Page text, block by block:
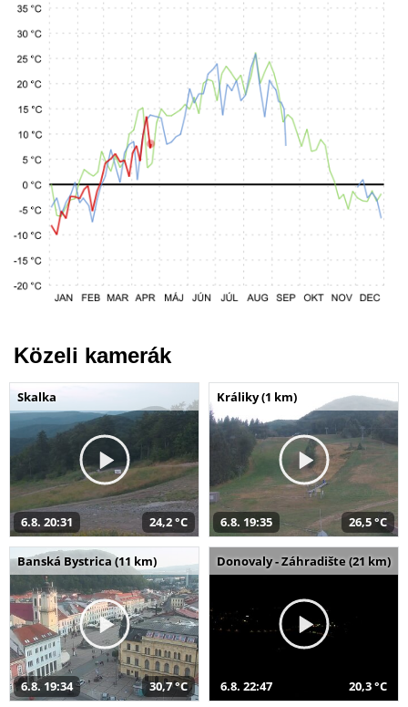
Közeli kamerák
Skalka
6.8. 20:31 24,2 °C
Králiky (1 km)
6.8. 19:35 26,5 °C
Banská Bystrica (11 km)
6.8. 19:34 30,7 °C
Donovaly - Záhradište (21 km)
6.8. 22:47 20,3 °C